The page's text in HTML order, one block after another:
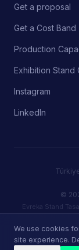
We use cookies
site experience.
Get a proposal
Get a Cost Band
Production
Exhibition Stand
Instagram
LinkedIn
©
Evreka Stand
Firuze Sk. No:5